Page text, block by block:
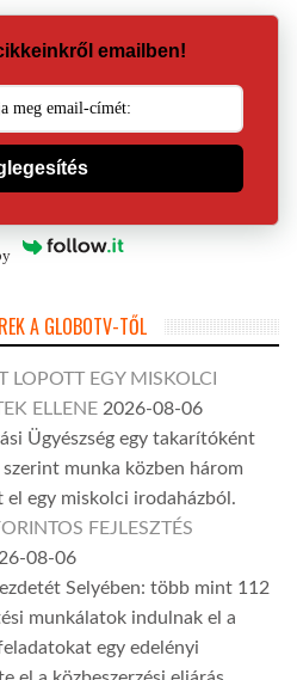
emailben!
A GLOBOTV-TŐL
LOPOTT EGY MISKOLCI
ELLENE 2026-08-06
Ügyészség egy takarítóként
munka közben három
egy miskolci irodaházból.
FEJLESZTÉS
08-06
Selyében: több mint 112
munkálatok indulnak el a
egy edelényi